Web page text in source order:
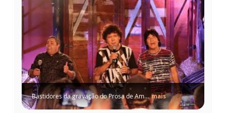
Bastidores da gravação do Prosa de Am... mais